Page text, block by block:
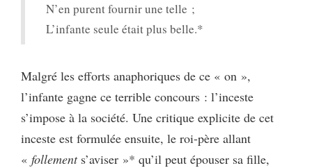
N’en purent fournir une telle ;
L’infante seule était plus belle.*
Malgré les efforts anaphoriques de ce « on »,
l’infante gagne ce terrible concours : l’inceste
s’impose à la société. Une critique explicite de cet
inceste est formulée ensuite, le roi-père allant
« follements’aviser »* qu’il peut épouser sa fille,